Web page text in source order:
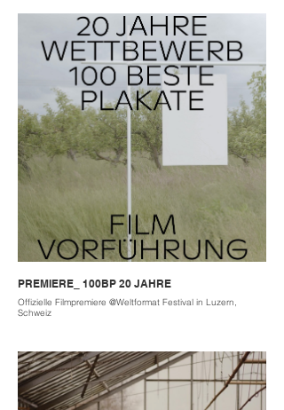
PREMIERE_ 100BP 20 JAHRE
Offizielle Filmpremiere @Weltformat Festival in Luzern,
Schweiz